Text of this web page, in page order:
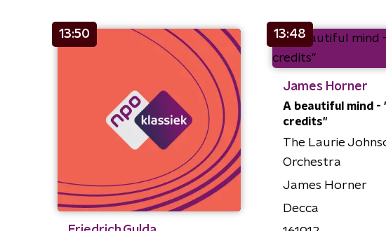
13:50 13:48
James Horner
A beautiful mind -
credits"
The Laurie
Orchestra
James Horner
Decca